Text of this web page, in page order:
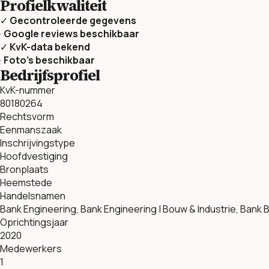
Profielkwaliteit
✓ Gecontroleerde gegevens
· Google reviews beschikbaar
✓ KvK-data bekend
· Foto’s beschikbaar
Bedrijfsprofiel
KvK-nummer
80180264
Rechtsvorm
Eenmanszaak
Inschrijvingstype
Hoofdvestiging
Bronplaats
Heemstede
Handelsnamen
Bank Engineering, Bank Engineering | Bouw & Industrie, Bank
Oprichtingsjaar
2020
Medewerkers
1